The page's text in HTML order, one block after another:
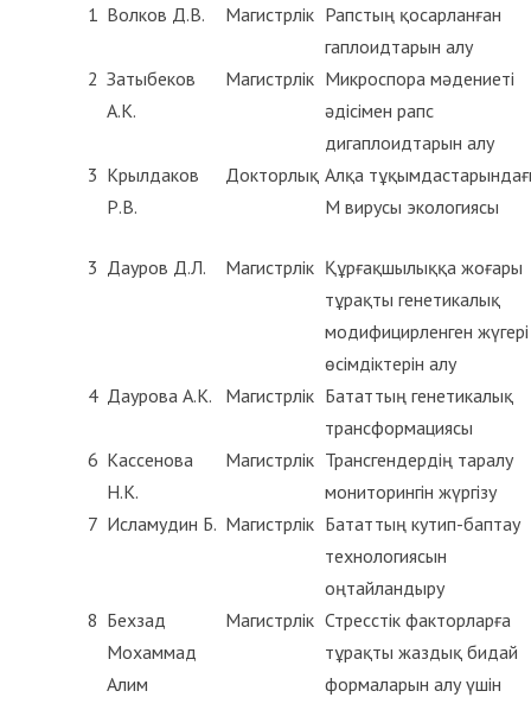
1 Волков Д.В. Магистрлік Рапстың қосарланған
гаплоидтарын алу
2 Затыбеков
А.К.
Магистрлік Микроспора мәдениеті
әдісімен рапс
дигаплоидтарын алу
3 Крылдаков
Р.В.
Докторлық Алқа
М вирусы экологиясы
3 Дауров Д.Л. Магистрлік Құрғақшылыққа жоғары
тұрақты генетикалық
модифицирленген жүгері
өсімдіктерін алу
4 Даурова А.К. Магистрлік Бататтың генетикалық
трансформациясы
6 Кассенова
Н.К.
Магистрлік Трансгендердің таралу
мониторингін жүргізу
7 Исламудин Б. Магистрлік Бататтың кутип-баптау
технологиясын
оңтайландыру
8 Бехзад
Мохаммад
Алим
Магистрлік Стресстік факторларға
тұрақты жаздық бидай
формаларын алу үшін